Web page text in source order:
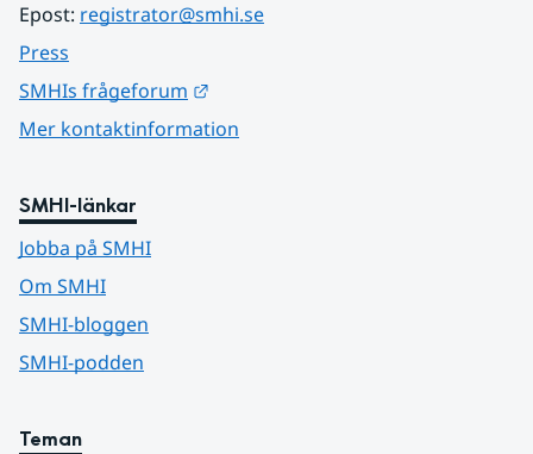
Epost: registrator@smhi.se
Press
SMHIs frågeforum
Mer kontaktinformation
SMHI-länkar
Jobba på SMHI
Om SMHI
SMHI-bloggen
SMHI-podden
Teman